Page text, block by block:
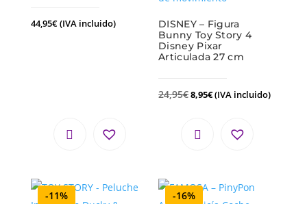
44,95€(IVA incluido)
DISNEY – Figura
Bunny Toy Story 4
Disney Pixar
Articulada 27 cm
24,95€8,95€(IVA incluido)
-11% -16%